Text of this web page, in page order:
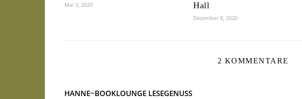
Mai 3, 2020
Hall
Dezember 8, 2020
2 KOMMENTARE
HANNE~BOOKLOUNGE LESEGENUSS